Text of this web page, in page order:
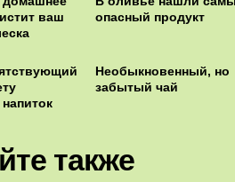
вaш
опасный продукт
Необыкновенный, но
забытый чай
также